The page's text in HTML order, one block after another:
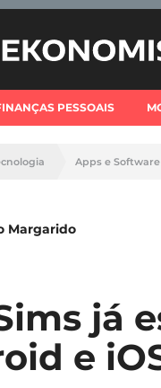
PESSOAIS
Apps e Software
Margarido
já
e